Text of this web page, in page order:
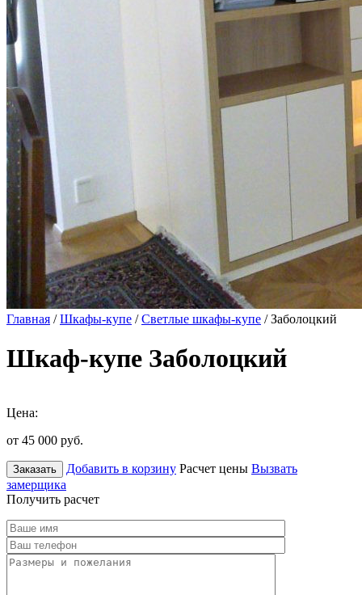
Главная /Шкафы-купе /Светлые шкафы-купе / Заболоцкий
Шкаф-купе Заболоцкий
Цена:
от 45 000 руб.
Заказать Добавить в корзину Расчет цены Вызвать
замерщика
Получить расчет